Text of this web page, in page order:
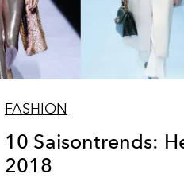
FASHION
10 Saisontrends:
2018